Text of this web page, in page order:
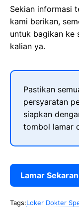
Sekian informasi
kami berikan,
untuk bagikan ke
kalian ya.
Pastikan
persyaratan
siapkan
tombol lamar
Lamar
Tags:Loker Dokter